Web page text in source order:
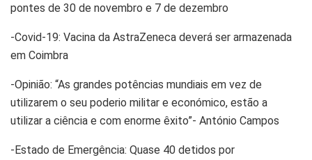
pontes de 30 de novembro e 7 de dezembro
-Covid-19: Vacina da AstraZeneca deverá ser armazenada
em Coimbra
-Opinião: “As grandes potências mundiais em vez de
utilizarem o seu poderio militar e económico, estão a
utilizar a ciência e com enorme êxito”- António Campos
-Estado de Emergência: Quase 40 detidos por